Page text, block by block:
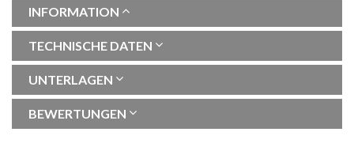
INFORMATION
TECHNISCHE DATEN
UNTERLAGEN
BEWERTUNGEN